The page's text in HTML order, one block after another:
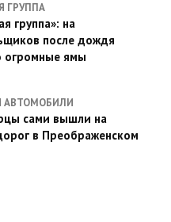
ГРУППА
группа»: на
после дождя
огромные ямы
АВТОМОБИЛИ
сами вышли на
в Преображенском